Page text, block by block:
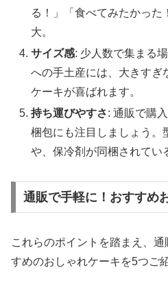
る！」「食べてみたかった
大。
サイズ感: 少人数で集まる
への手土産には、大きすぎ
ケーキが喜ばれます。
持ち運びやすさ: 通販で購
梱包にも注目しましょう。
や、保冷剤が同梱されてい
通販で手軽に！おすすめ
これらのポイントを踏まえ、
すめのおしゃれケーキを5つご